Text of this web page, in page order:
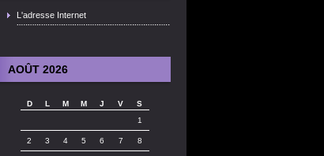
L'adresse Internet
AOÛT 2026
D L M M J V
S
1
2 3 4 5 6 7 8